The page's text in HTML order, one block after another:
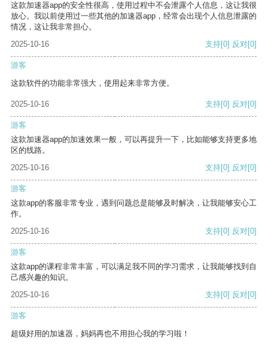
这款加速器app的安全性很高，使用过程中不会泄露个人信息，这让我很
放心。我以前使用过一些其他的加速器app，经常会出现个人信息泄露的
情况，这让我非常担心。
2025-10-16
支持[0] 反对[0]
游客
这款软件的功能非常强大，使用起来非常方便。
2025-10-16 支持[0] 反对[0]
游客
这款加速器app的加速效果一般，可以再提升一下，比如能够支持更多地
区的线路。
2025-10-16
支持[0] 反对[0]
游客
这款app的客服非常专业，遇到问题总是能够及时解决，让我能够安心工
作。
2025-10-16
支持[0] 反对[0]
游客
这款app的课程非常丰富，可以满足我不同的学习需求，让我能够找到自
己感兴趣的知识。
2025-10-16
支持[0] 反对[0]
游客
超级好用的加速器，妈妈再也不用担心我的学习啦！